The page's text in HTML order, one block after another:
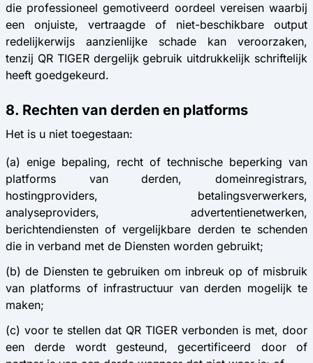
die professioneel gemotiveerd oordeel vereisen waarbij
een onjuiste, vertraagde of niet-beschikbare output
redelijkerwijs aanzienlijke schade kan veroorzaken,
tenzij QR TIGER dergelijk gebruik uitdrukkelijk schriftelijk
heeft goedgekeurd.
8. Rechten van derden en platforms
Het is u niet toegestaan:
(a) enige bepaling, recht of technische beperking van
platforms van derden, domeinregistrars,
hostingproviders, betalingsverwerkers,
analyseproviders, advertentienetwerken,
berichtendiensten of vergelijkbare derden te schenden
die in verband met de Diensten worden gebruikt;
(b) de Diensten te gebruiken om inbreuk op of misbruik
van platforms of infrastructuur van derden mogelijk te
maken;
(c) voor te stellen dat QR TIGER verbonden is met, door
een derde wordt gesteund, gecertificeerd door of